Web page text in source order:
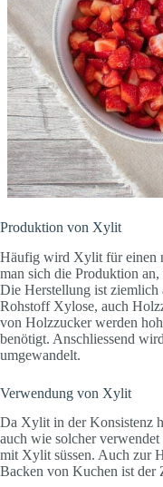
Produktion von Xylit
Häufig wird Xylit für einen
man sich die Produktion
Die Herstellung ist
Rohstoff Xylose, auch
von Holzzucker werden
benötigt. Anschliessend
umgewandelt.
Verwendung von Xylit
Da Xylit in der Konsistenz
auch wie solcher verwendet
mit Xylit süssen. Auch zur
Backen von Kuchen ist der